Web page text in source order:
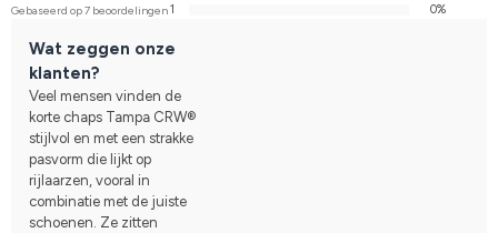
Gebaseerd op 7 beoordelingen1
0%
Wat zeggen onze
klanten?
Veel mensen vinden de
korte chaps Tampa CRW®
stijlvol en met een strakke
pasvorm die lijkt op
rijlaarzen, vooral in
combinatie met de juiste
schoenen. Ze zitten